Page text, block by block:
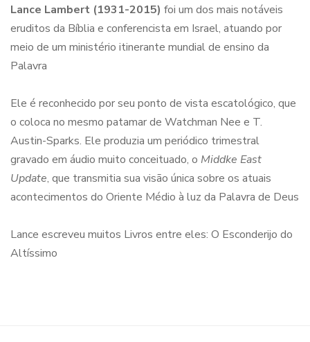
Lance Lambert (1931-2015) foi um dos mais notáveis
eruditos da Bíblia e conferencista em Israel, atuando por
meio de um ministério itinerante mundial de ensino da
Palavra
Ele é reconhecido por seu ponto de vista escatológico, que
o coloca no mesmo patamar de Watchman Nee e T.
Austin-Sparks. Ele produzia um periódico trimestral
gravado em áudio muito conceituado, o Middke East
Update, que transmitia sua visão única sobre os atuais
acontecimentos do Oriente Médio à luz da Palavra de Deus
Lance escreveu muitos Livros entre eles: O Esconderijo do
Altíssimo